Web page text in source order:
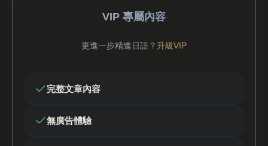
VIP 專屬內容
更進一步精進日語？ 升級VIP
完整文章內容
無廣告體驗